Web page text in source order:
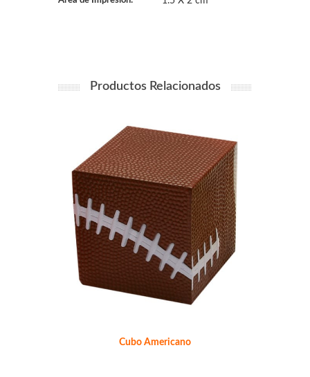
Productos Relacionados
Cubo Americano